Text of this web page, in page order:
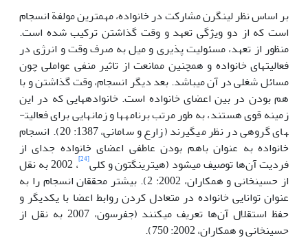
بر اساس نظر لینگرن مشارکت در خانواده، مهم­ترین مولفة انسجام
است که از دو ویژگی تعهد و وقت گذاشتن ترکیب شده است.
منظور از تعهد، مسئولیت پذیری و میل به صرف وقت و انرژی در
فعالیت­های خانواده و همچنین ممانعت از تاثیر منفی عواملی چون
مسائل شغلی در آن می­باشد. بعد دیگر انسجام، وقت گذاشتن و با
هم بودن در بین اعضای خانواده است. خانواده­هایی که در این
زمینه قوی هستند، به طور مرتب برنامه­ها و زمان­هایی برای فعالیت­
های گروهی در نظر می­گیرند (­زارع و سامانی، 1387: 20). انسجام
خانواده به عنوان باهم بودن عاطفی اعضای خانواده جدای از
فردیت آن‌ها توصیف می­شود­ (هیترینگتون و کلی[24]
، 2002 به نقل
از حسینخانی و همکاران­، 2002: 2). بیشتر محققان انسجام را به
عنوان توانایی خانواده در متعادل کردن روابط اعضا با یکدیگر و
حفظ استقلال آن‌ها تعریف می­کنند (­جفرسون، 2007 به نقل از
حسینخانی و همکاران، 2002­: 750).